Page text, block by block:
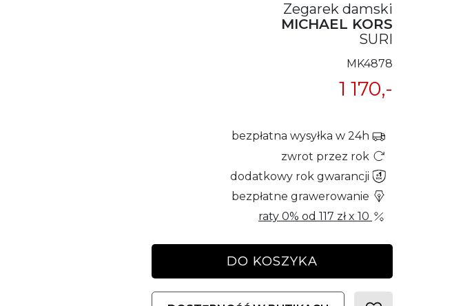
Zegarek damski
MICHAEL KORS
SURI
MK4878
1 170,-
bezpłatna wysyłka w 24h
zwrot przez rok
dodatkowy rok gwarancji
bezpłatne grawerowanie
raty 0% od 117 złx 10
DO KOSZYKA